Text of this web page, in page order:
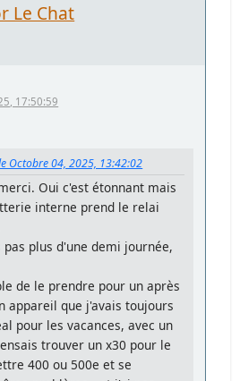
Le Chat
17:50:59
Octobre 04, 2025, 13:42:02
Oui c'est étonnant mais
interne prend le relai
plus d'une demi journée,
de le prendre pour un après
appareil que j'avais toujours
pour les vacances, avec un
trouver un x30 pour le
400 ou 500e et se